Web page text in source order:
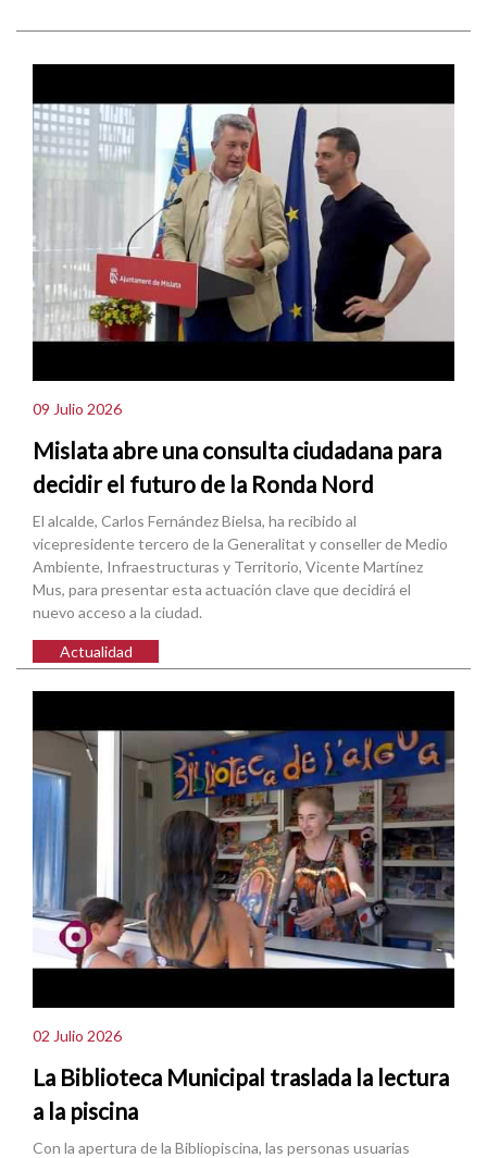
09 Julio 2026
Mislata abre una consulta ciudadana para
decidir el futuro de la Ronda Nord
El alcalde, Carlos Fernández Bielsa, ha recibido al
vicepresidente tercero de la Generalitat y conseller de Medio
Ambiente, Infraestructuras y Territorio, Vicente Martínez
Mus, para presentar esta actuación clave que decidirá el
nuevo acceso a la ciudad.
Actualidad
02 Julio 2026
La Biblioteca Municipal traslada la lectura
a la piscina
Con la apertura de la Bibliopiscina, las personas usuarias